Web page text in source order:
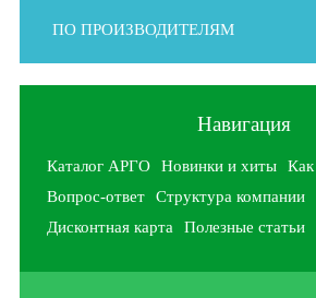
ПО ПРОИЗВОДИТЕЛЯМ
Навигация
Каталог АРГО Новинки и хиты
Как
Вопрос-ответ
Структура компании
Дисконтная карта
Полезные статьи